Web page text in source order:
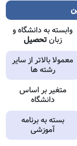
وابسته به دانشگاه و
زبانتحصیل
معمولا بالاتر از سایر
رشته ها
متغیر بر اساس
دانشگاه
بسته به برنامه
آموزشی